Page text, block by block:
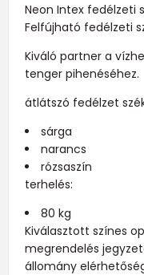
Neon Intex fedélzeti
Felfújható fedélzeti
Kiváló partner a
tenger pihenéséhez.
átlátszó fedélzet
sárga
narancs
rózsaszín
terhelés:
80 kg
Kiválasztott színes
megrendelés
állomány